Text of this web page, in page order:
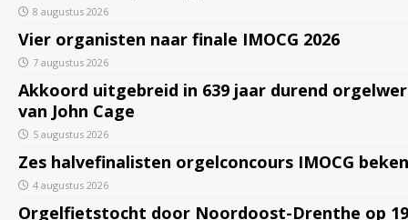
8 augustus 2026
Vier organisten naar finale IMOCG 2026
7 augustus 2026
Akkoord uitgebreid in 639 jaar durend
van John Cage
5 augustus 2026
Zes halvefinalisten orgelconcours IMOCG
4 augustus 2026
Orgelfietstocht door Noordoost-Drenthe op 19